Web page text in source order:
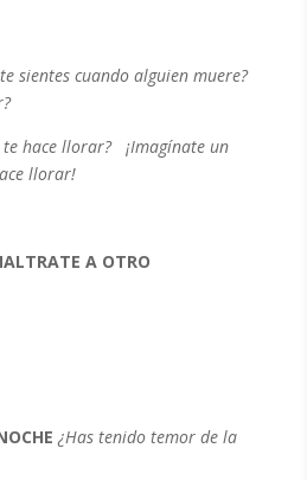
sientes cuando alguien muere?
te hace llorar? ¡Imagínate un
llorar!
A OTRO
¿Has tenido temor de la